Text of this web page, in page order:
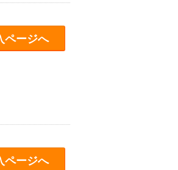
ページへ
ページへ